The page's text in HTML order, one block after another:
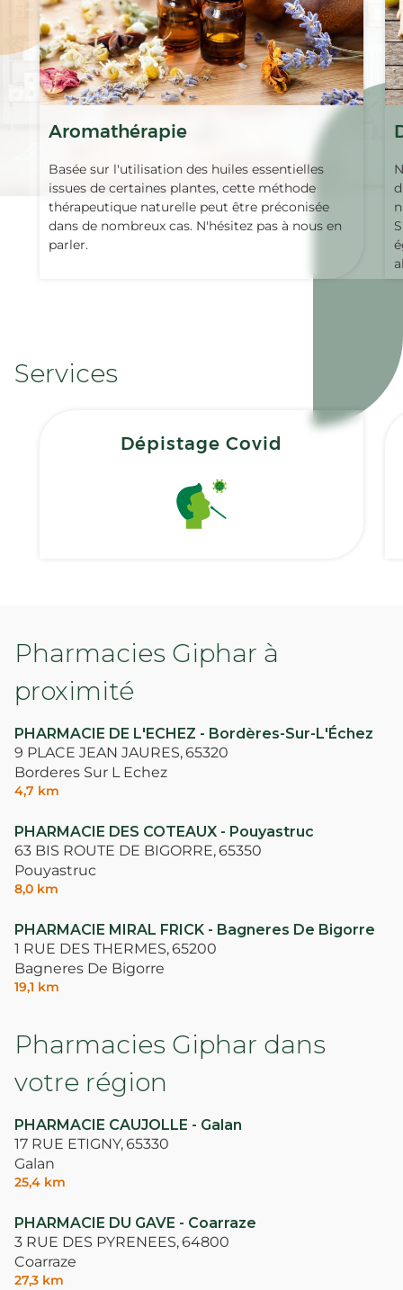
Aromathérapie
Basée sur l'utilisation des huiles essentielles
issues de certaines plantes, cette méthode
thérapeutique naturelle peut être préconisée
dans de nombreux cas. N'hésitez pas à nous en
parler.
Services
Dépistage Covid
Pharmacies Giphar à
proximité
PHARMACIE DE L'ECHEZ - Bordères-Sur-L'Échez
9 PLACE JEAN JAURES,65320
Borderes Sur L Echez
4,7 km
PHARMACIE DES COTEAUX - Pouyastruc
63 BIS ROUTE DE BIGORRE,65350
Pouyastruc
8,0 km
PHARMACIE MIRAL FRICK - Bagneres De Bigorre
1 RUE DES THERMES,65200
Bagneres De Bigorre
19,1 km
Pharmacies Giphar dans
votre région
PHARMACIE CAUJOLLE - Galan
17 RUE ETIGNY,65330
Galan
25,4 km
PHARMACIE DU GAVE - Coarraze
3 RUE DES PYRENEES,64800
Coarraze
27,3 km